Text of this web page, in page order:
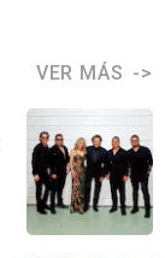
VER MÁS